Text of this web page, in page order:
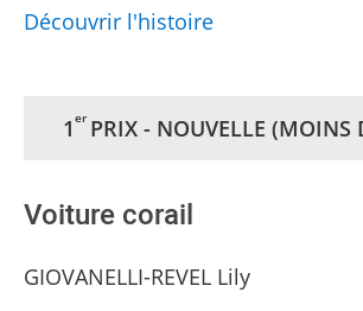
Découvrir l'histoire
1 er PRIX - NOUVELLE (MOINS
Voiture corail
GIOVANELLI-REVEL Lily